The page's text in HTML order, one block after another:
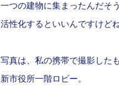
一つの建物に集まったんだそう
活性化するといいんですけど
写真は、私の携帯で撮影した
新市役所一階ロビー。